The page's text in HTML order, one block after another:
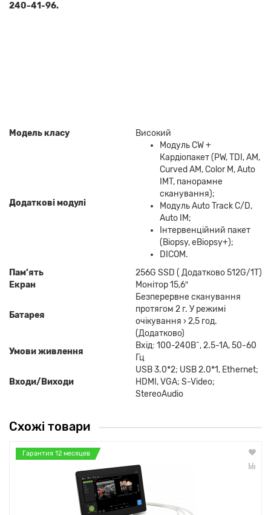
240-41-96.
Модель класу Високий
Додаткові модулі
Модуль CW +
Кардіопакет (PW, TDI, AM,
Curved AM, Color M, Auto
IMT, панорамне
сканування);
Модуль Auto Track C/D,
Auto IM;
Інтервенційний пакет
(Biopsy, eBiopsy+);
DICOM.
Пам’ять
256G SSD ( Додатково 512G/1T)
Екран
Монітор 15,6″
Батарея
Безперервне сканування
протягом 2 г. У режимі
очікування › 2,5 год.
(Додатково)
Умови живлення
Вхід: 100-240В˜, 2.5-1А, 50-60
Гц
Входи/Виходи
USB 3.0*2; USB 2.0*1, Ethernet;
HDMI, VGA; S-Video;
StereoAudio
Схожі товари
Гарантия 12 месяцев